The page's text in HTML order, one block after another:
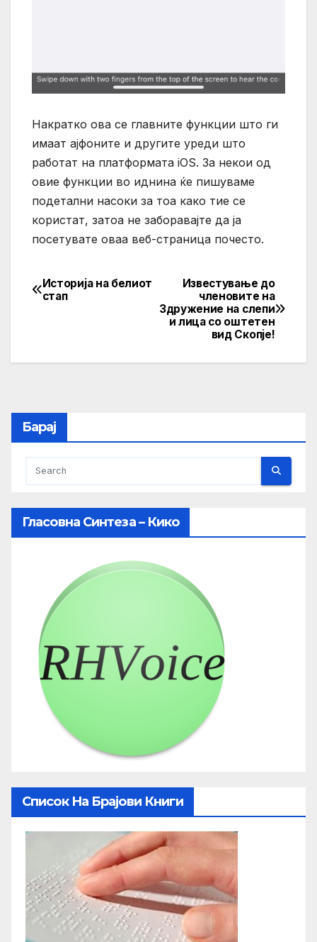
Накратко ова се главните функции што ги
имаат ајфоните и другите уреди што
работат на платформата iOS. За некои од
овие функции во иднина ќе пишуваме
подетални насоки за тоа како тие се
користат, затоа не заборавајте да ја
посетувате оваа веб-страница почесто.
Post
Известување до
членовите на
Здружение на слепи
и лица со оштетен
вид Скопје!
Историја на белиот
стап
Барај
Гласовна Синтеза – Кико
Список На Брајови Книги